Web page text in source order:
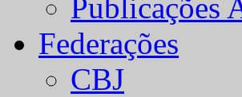
Publicações
Federações
CBJ